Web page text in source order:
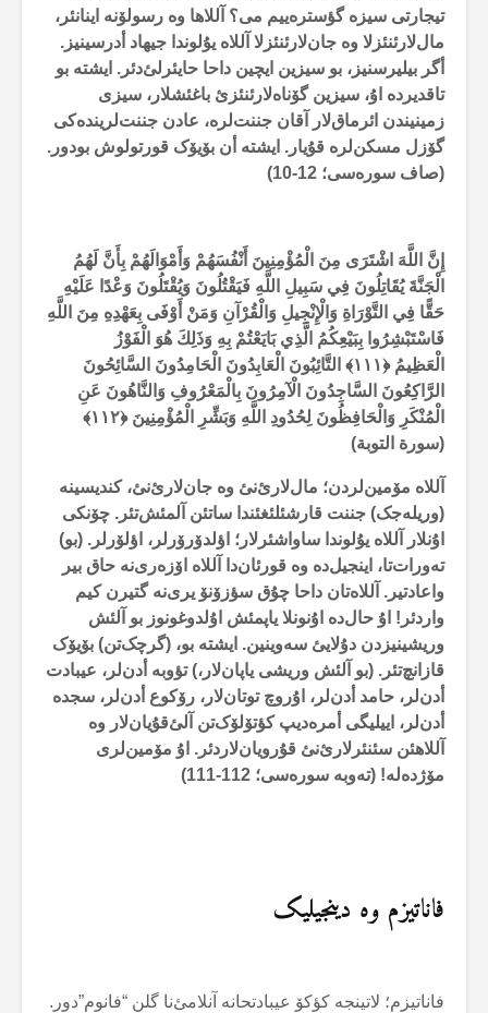
تیجارتی سیزە گؤسترەییم می؟ آللاها وە رسولۆنە اینانئر،
مال‌لارئنئزلا وە جان‌لارئنئزلا آللاە یۇلوندا جیهاد أدرسینیز.
أگر بیلیرسنیز، بو سیزین ایچین داحا حایئرلئ‌دئر. ایشتە بو
تاقدیردە اۇ، سیزین گۆناەلارئنئزئ باغئشلار، سیزی
زمینیندن ائرماق‌لار آقان جننت‌لرە، عادن جننت‌لریندەکی
گۆزل مسکن‌لرە قۇیار. ایشتە أن بۆیۆک قورتولوش بودور.
(صاف سورەسی؛ 12-10
)
إِنَّ اللَّهَ اشْتَرَى مِنَ الْمُؤْمِنِينَ أَنْفُسَهُمْ وَأَمْوَالَهُمْ بِأَنَّ لَهُمُ
الْجَنَّةَ يُقَاتِلُونَ فِي سَبِيلِ اللَّهِ فَيَقْتُلُونَ وَيُقْتَلُونَ وَعْدًا عَلَيْهِ
حَقًّا فِي التَّوْرَاةِ وَالْإِنْجِيلِ وَالْقُرْآنِ وَمَنْ أَوْفَى بِعَهْدِهِ مِنَ اللَّهِ
فَاسْتَبْشِرُوا بِبَيْعِكُمُ الَّذِي بَايَعْتُمْ بِهِ وَذَلِكَ هُوَ الْفَوْزُ
الْعَظِيمُ ﴿۱۱۱﴾ التَّائِبُونَ الْعَابِدُونَ الْحَامِدُونَ السَّائِحُونَ
الرَّاكِعُونَ السَّاجِدُونَ الْآمِرُونَ بِالْمَعْرُوفِ وَالنَّاهُونَ عَنِ
الْمُنْكَرِ وَالْحَافِظُونَ لِحُدُودِ اللَّهِ وَبَشِّرِ الْمُؤْمِنِينَ ﴿۱۱۲﴾
(سورة التوبة)
آللاە مۆمین‌لردن؛ مال‌لارئ‌نئ وە جان‌لارئ‌نئ، کندیسینە
(وریلەجک) جننت قارشئلئغئندا ساتئن آلمئش‌تئر. چۆنکی
اۇنلار آللاە یۇلوندا ساواشئرلار؛ اؤلدۆرۆرلر، اؤلۆرلر. (بو)
تەورات‌تا، اینجیل‌دە وە قورئان‌دا آللاە اۆزەری‌نە حاق بیر
واعادتیر. آللاەتان داحا چۇق سؤزۆنۆ یری‌نە گتیرن کیم
واردئر! اۇ حال‌دە اۇنونلا یاپمئش اۇلدوغونوز بو آلئش
وریشینیزدن دۇلایئ سەوینین. ایشتە بو، (گرچک‌تن) بۆیۆک
قازانچ‌تئر. (بو آلئش وریشی یاپان‌لار،) تؤوبە أدن‌لر، عیبادت
أدن‌لر، حامد أدن‌لر، اۇروچ توتان‌لار، رۆکوع أدن‌لر، سجدە
أدن‌لر، اییلیگی أمرەدیپ کؤتۆلۆک‌تن آلئ‌قۇیان‌لار وە
آللاهئن سئنئرلارئ‌نئ قۇرویان‌لاردئر. اۇ مۆمین‌لری
مۆژدەلە! (تەوبە سورەسی؛ 112-111
)
فاناتیزم وە دینجیلیک
فاناتیزم؛ لاتینجە کؤکۆ عیبادتحانە آنلامئ‌نا گلن “فانوم”دور.